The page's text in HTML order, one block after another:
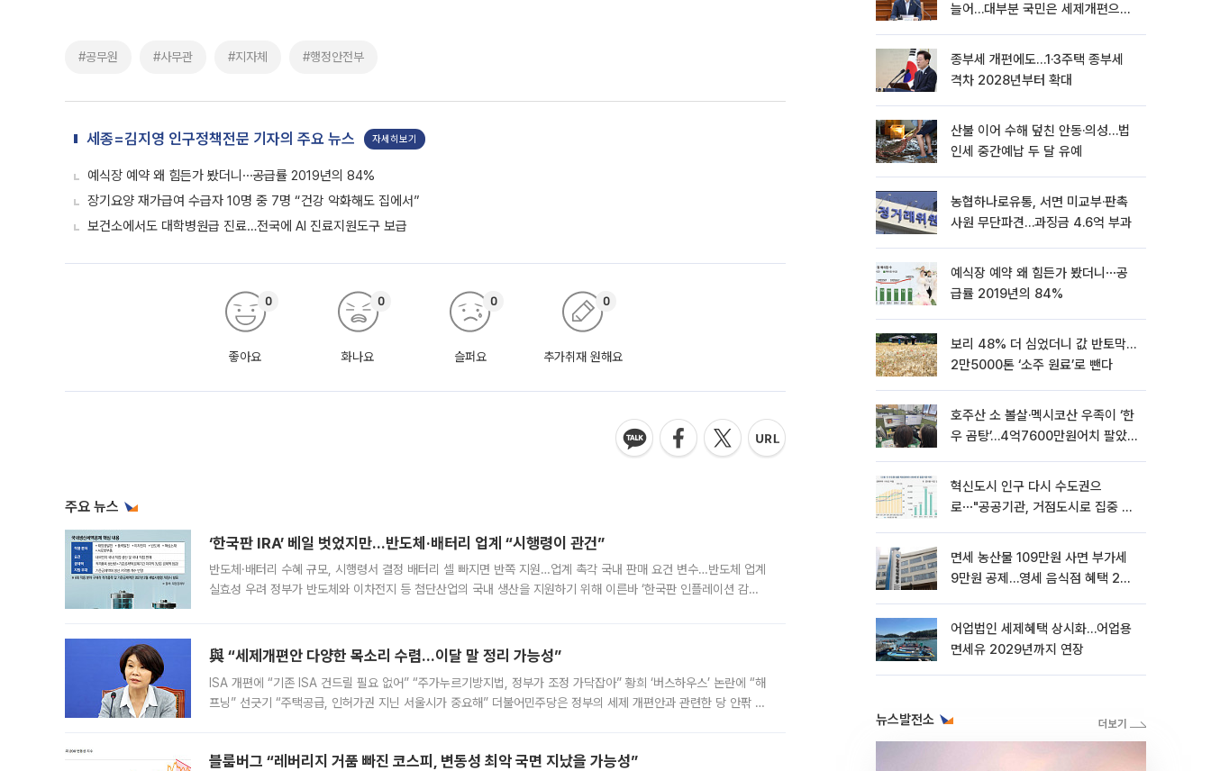
#공무원 #사무관 #지자체 #행정안전부
세종=김지영 인구정책전문 기자의 주요 뉴스 자세히보기
예식장 예약 왜 힘든가 봤더니⋯공급률 2019년의 84%
장기요양 재가급여 수급자 10명 중 7명 “건강 악화해도 집에서”
보건소에서도 대학병원급 진료…전국에 AI 진료지원도구 보급
좋아요
0
화나요
0
슬퍼요
0
추가취재 원해요
0
주요 뉴스
‘한국판 IRA’ 베일 벗었지만…반도체·배터리 업계 “시행령이 관건”
반도체·배터리 수혜 규모, 시행령서 결정 배터리 셀 빠지면 반쪽 지원…업계 촉각 국내 판매 요건 변수…반도체 업계
실효성 우려 정부가 반도체와 이차전지 등 첨단산업의 국내 생산을 지원하기 위해 이른바 ‘한국판 인플레이션 감축
與 “세제개편안 다양한 목소리 수렴…이달 말 정리 가능성”
ISA 개편에 “기존 ISA 건드릴 필요 없어” “주가누르기방지법, 정부가 조정 가닥잡아” 황희 ‘버스하우스’ 논란에 “해
프닝” 선긋기 “주택공급, 인허가권 지닌 서울시가 중요해” 더불어민주당은 정부의 세제 개편안과 관련한 당 안팎 의
블룸버그 “레버리지 거품 빠진 코스피, 변동성 최악 국면 지났을 가능성”
늘어…대부분 국민은 세제개편으로
종부세 개편에도…1·3주택 종부세
격차 2028년부터 확대
산불 이어 수해 덮친 안동·의성…법
인세 중간예납 두 달 유예
농협하나로유통, 서면 미교부·판촉
사원 무단파견…과징금 4.6억 부과
예식장 예약 왜 힘든가 봤더니⋯공
급률 2019년의 84%
보리 48% 더 심었더니 값 반토막…
2만5000톤 ‘소주 원료’로 뺀다
호주산 소 볼살·멕시코산 우족이 ‘한
우 곰탕’…4억7600만원어치 팔았
혁신도시 인구 다시 수도권으
로⋯"공공기관, 거점도시로 집중 이
면세 농산물 109만원 사면 부가세
9만원 공제…영세 음식점 혜택 2년
어업법인 세제혜택 상시화…어업용
면세유 2029년까지 연장
뉴스발전소